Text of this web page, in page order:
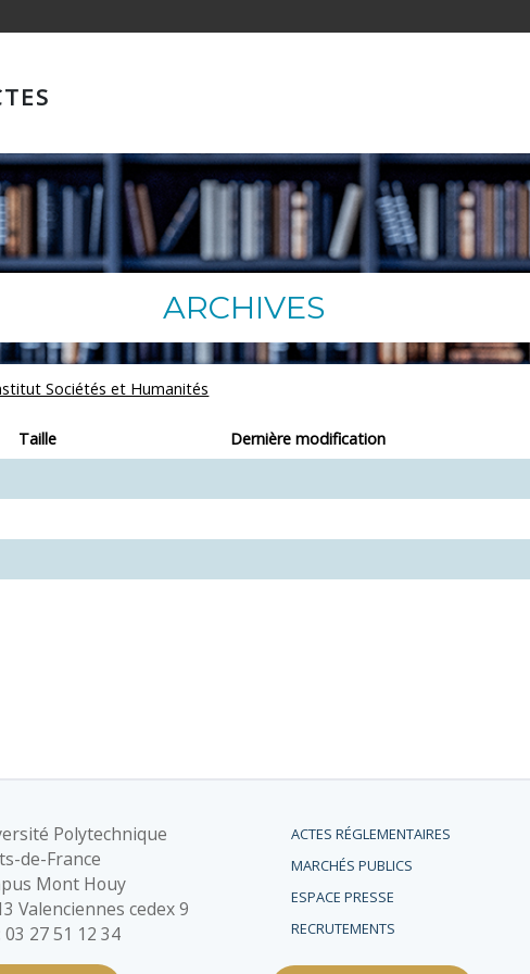
ARCHIVES
Sociétés et Humanités
Taille
Dernière modification
Polytechnique
de-France
Mont Houy
Valenciennes cedex 9
03 27 51 12 34
ACTES RÉGLEMENTAIRES
MARCHÉS PUBLICS
ESPACE PRESSE
RECRUTEMENTS